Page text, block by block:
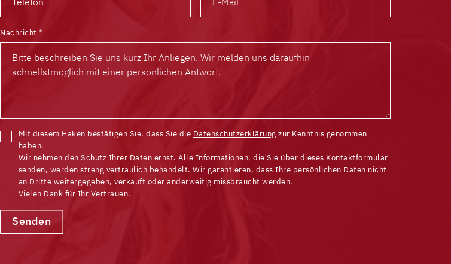
Nachricht*
Mit diesem Haken bestätigen Sie, dass Sie die Datenschutzerklärung zur Kenntnis genommen
haben.
Wir nehmen den Schutz Ihrer Daten ernst. Alle Informationen, die Sie über dieses Kontaktformular
senden, werden streng vertraulich behandelt. Wir garantieren, dass Ihre persönlichen Daten nicht
an Dritte weitergegeben, verkauft oder anderweitig missbraucht werden.
Vielen Dank für Ihr Vertrauen.
Senden